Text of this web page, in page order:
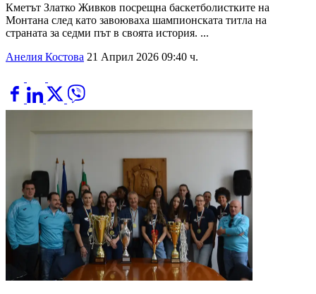
Кметът Златко Живков посрещна баскетболистките на
Монтана след като завоюваха шампионската титла на
страната за седми път в своята история. ...
Анелия Костова 21 Април 2026 09:40 ч.